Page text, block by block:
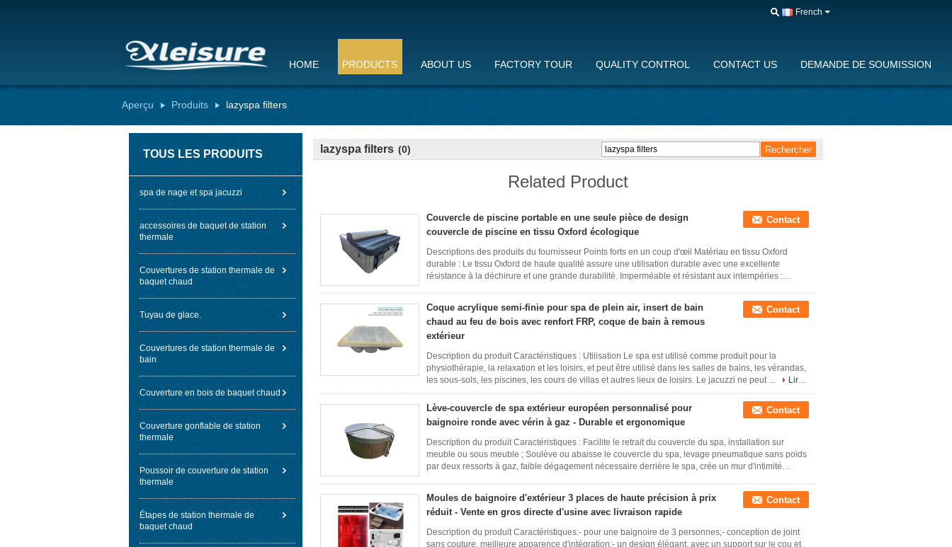
French
HOME PRODUCTS ABOUT US FACTORY TOUR QUALITY CONTROL CONTACT US DEMANDE DE SOUMISSION
Aperçu Produits lazyspa filters
TOUS LES PRODUITS
spa de nage et spa jacuzzi
accessoires de baquet de station
thermale
Couvertures de station thermale de
baquet chaud
Tuyau de glace.
Couvertures de station thermale de
bain
Couverture en bois de baquet chaud
Couverture gonflable de station
thermale
Poussoir de couverture de station
thermale
Étapes de station thermale de
baquet chaud
lazyspa filters (0)
Related Product
Couvercle de piscine portable en une seule pièce de design
couvercle de piscine en tissu Oxford écologique
Contact
Descriptions des produits du fournisseur Points forts en un coup d'œil Matériau en tissu Oxford
durable : Le tissu Oxford de haute qualité assure une utilisation durable avec une excellente
résistance à la déchirure et une grande durabilité. Imperméable et résistant aux intempéries :
Coque acrylique semi-finie pour spa de plein air, insert de bain
chaud au feu de bois avec renfort FRP, coque de bain à remous
extérieur
Contact
Description du produit Caractéristiques : Utilisation Le spa est utilisé comme produit pour la
physiothérapie, la relaxation et les loisirs, et peut être utilisé dans les salles de bains, les vérandas,
les sous-sols, les piscines, les cours de villas et autres lieux de loisirs. Le jacuzzi ne peut ...
Lire
la suite
Lève-couvercle de spa extérieur européen personnalisé pour
baignoire ronde avec vérin à gaz - Durable et ergonomique
Contact
Description du produit Caractéristiques : Facilite le retrait du couvercle du spa, installation sur
meuble ou sous meuble ; Soulève ou abaisse le couvercle du spa, levage pneumatique sans poids
par deux ressorts à gaz, faible dégagement nécessaire derrière le spa, crée un mur d'intimité
Moules de baignoire d'extérieur 3 places de haute précision à prix
réduit - Vente en gros directe d'usine avec livraison rapide
Contact
Description du produit Caractéristiques:- pour une baignoire de 3 personnes;- conception de joint
sans couture, meilleure apparence d'intégration;- un design élégant, avec un support sur le cou et